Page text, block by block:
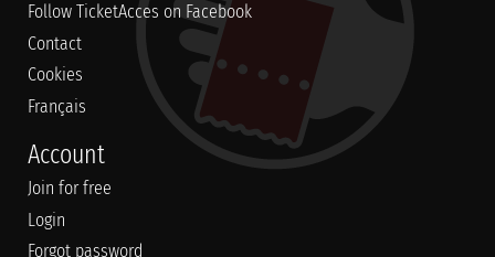
Follow TicketAcces on Facebook
Contact
Cookies
Français
Account
Join for free
Login
Forgot password